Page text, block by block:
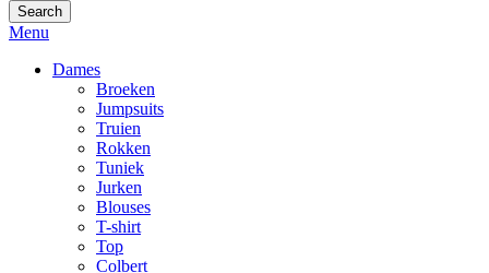
Search
Menu
Dames
Broeken
Jumpsuits
Truien
Rokken
Tuniek
Jurken
Blouses
T-shirt
Top
Colbert